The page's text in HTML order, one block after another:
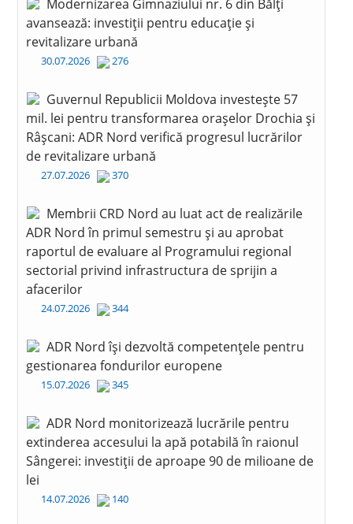
Modernizarea Gimnaziului nr. 6 din Bălți
avansează: investiții pentru educație și
revitalizare urbană
30.07.2026 276
Guvernul Republicii Moldova investește 57
mil. lei pentru transformarea orașelor Drochia și
Râșcani: ADR Nord verifică progresul lucrărilor
de revitalizare urbană
27.07.2026 370
Membrii CRD Nord au luat act de realizările
ADR Nord în primul semestru și au aprobat
raportul de evaluare al Programului regional
sectorial privind infrastructura de sprijin a
afacerilor
24.07.2026 344
ADR Nord își dezvoltă competențele pentru
gestionarea fondurilor europene
15.07.2026 345
ADR Nord monitorizează lucrările pentru
extinderea accesului la apă potabilă în raionul
Sângerei: investiții de aproape 90 de milioane de
lei
14.07.2026 140